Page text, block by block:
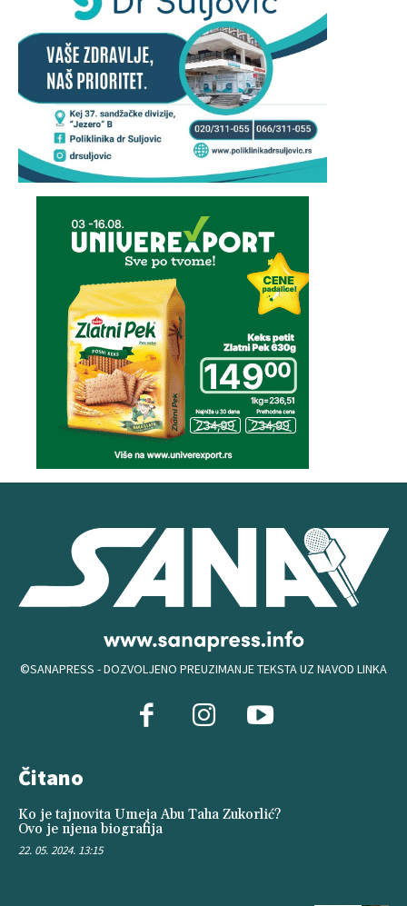
©SANAPRESS - DOZVOLJENO PREUZIMANJE TEKSTA UZ NAVOD LINKA
Čitano
Ko je tajnovita Umeja Abu Taha Zukorlić?
Ovo je njena biografija
22. 05. 2024. 13:15